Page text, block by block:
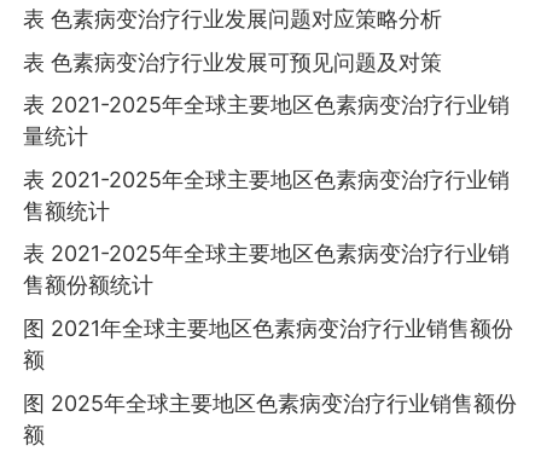
表 色素病变治疗行业发展问题对应策略分析
表 色素病变治疗行业发展可预见问题及对策
表 2021-2025年全球主要地区色素病变治疗行业销
量统计
表 2021-2025年全球主要地区色素病变治疗行业销
售额统计
表 2021-2025年全球主要地区色素病变治疗行业销
售额份额统计
图 2021年全球主要地区色素病变治疗行业销售额份
额
图 2025年全球主要地区色素病变治疗行业销售额份
额